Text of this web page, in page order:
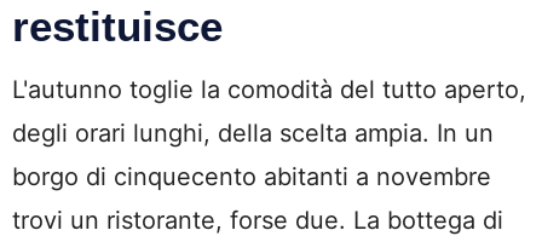
restituisce
L'autunno toglie la comodità del tutto aperto,
degli orari lunghi, della scelta ampia. In un
borgo di cinquecento abitanti a novembre
trovi un ristorante, forse due. La bottega di